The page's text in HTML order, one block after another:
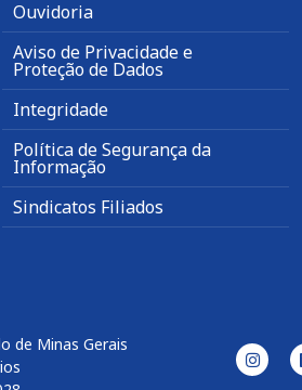
Ouvidoria
Aviso de Privacidade e
Proteção de Dados
Integridade
Política de Segurança da
Informação
Sindicatos Filiados
de Minas Gerais